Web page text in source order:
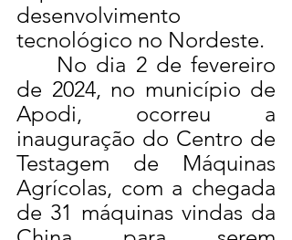
desenvolvimento
tecnológico no Nordeste.
de 2024, no município de
Apodi, ocorreu a
inauguração do Centro de
Testagem de Máquinas
Agrícolas, com a chegada
de 31 máquinas vindas da